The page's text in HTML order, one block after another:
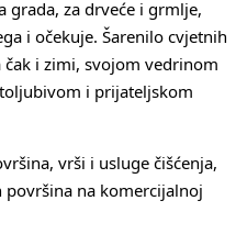
grada, za drveće i grmlje,
i očekuje. Šarenilo cvjetnih
i zimi, svojom vedrinom
i prijateljskom
vrši i usluge čišćenja,
na komercijalnoj